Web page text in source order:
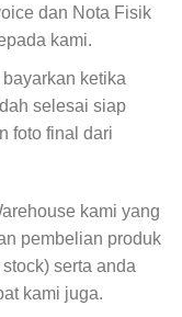
dan Nota Fisik
kami.
ketika
selesai siap
foto final dari
kami yang
pembelian produk
serta anda
kami juga.